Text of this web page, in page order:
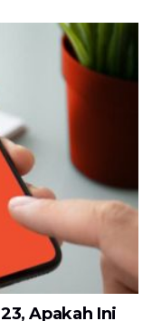
Apakah Ini